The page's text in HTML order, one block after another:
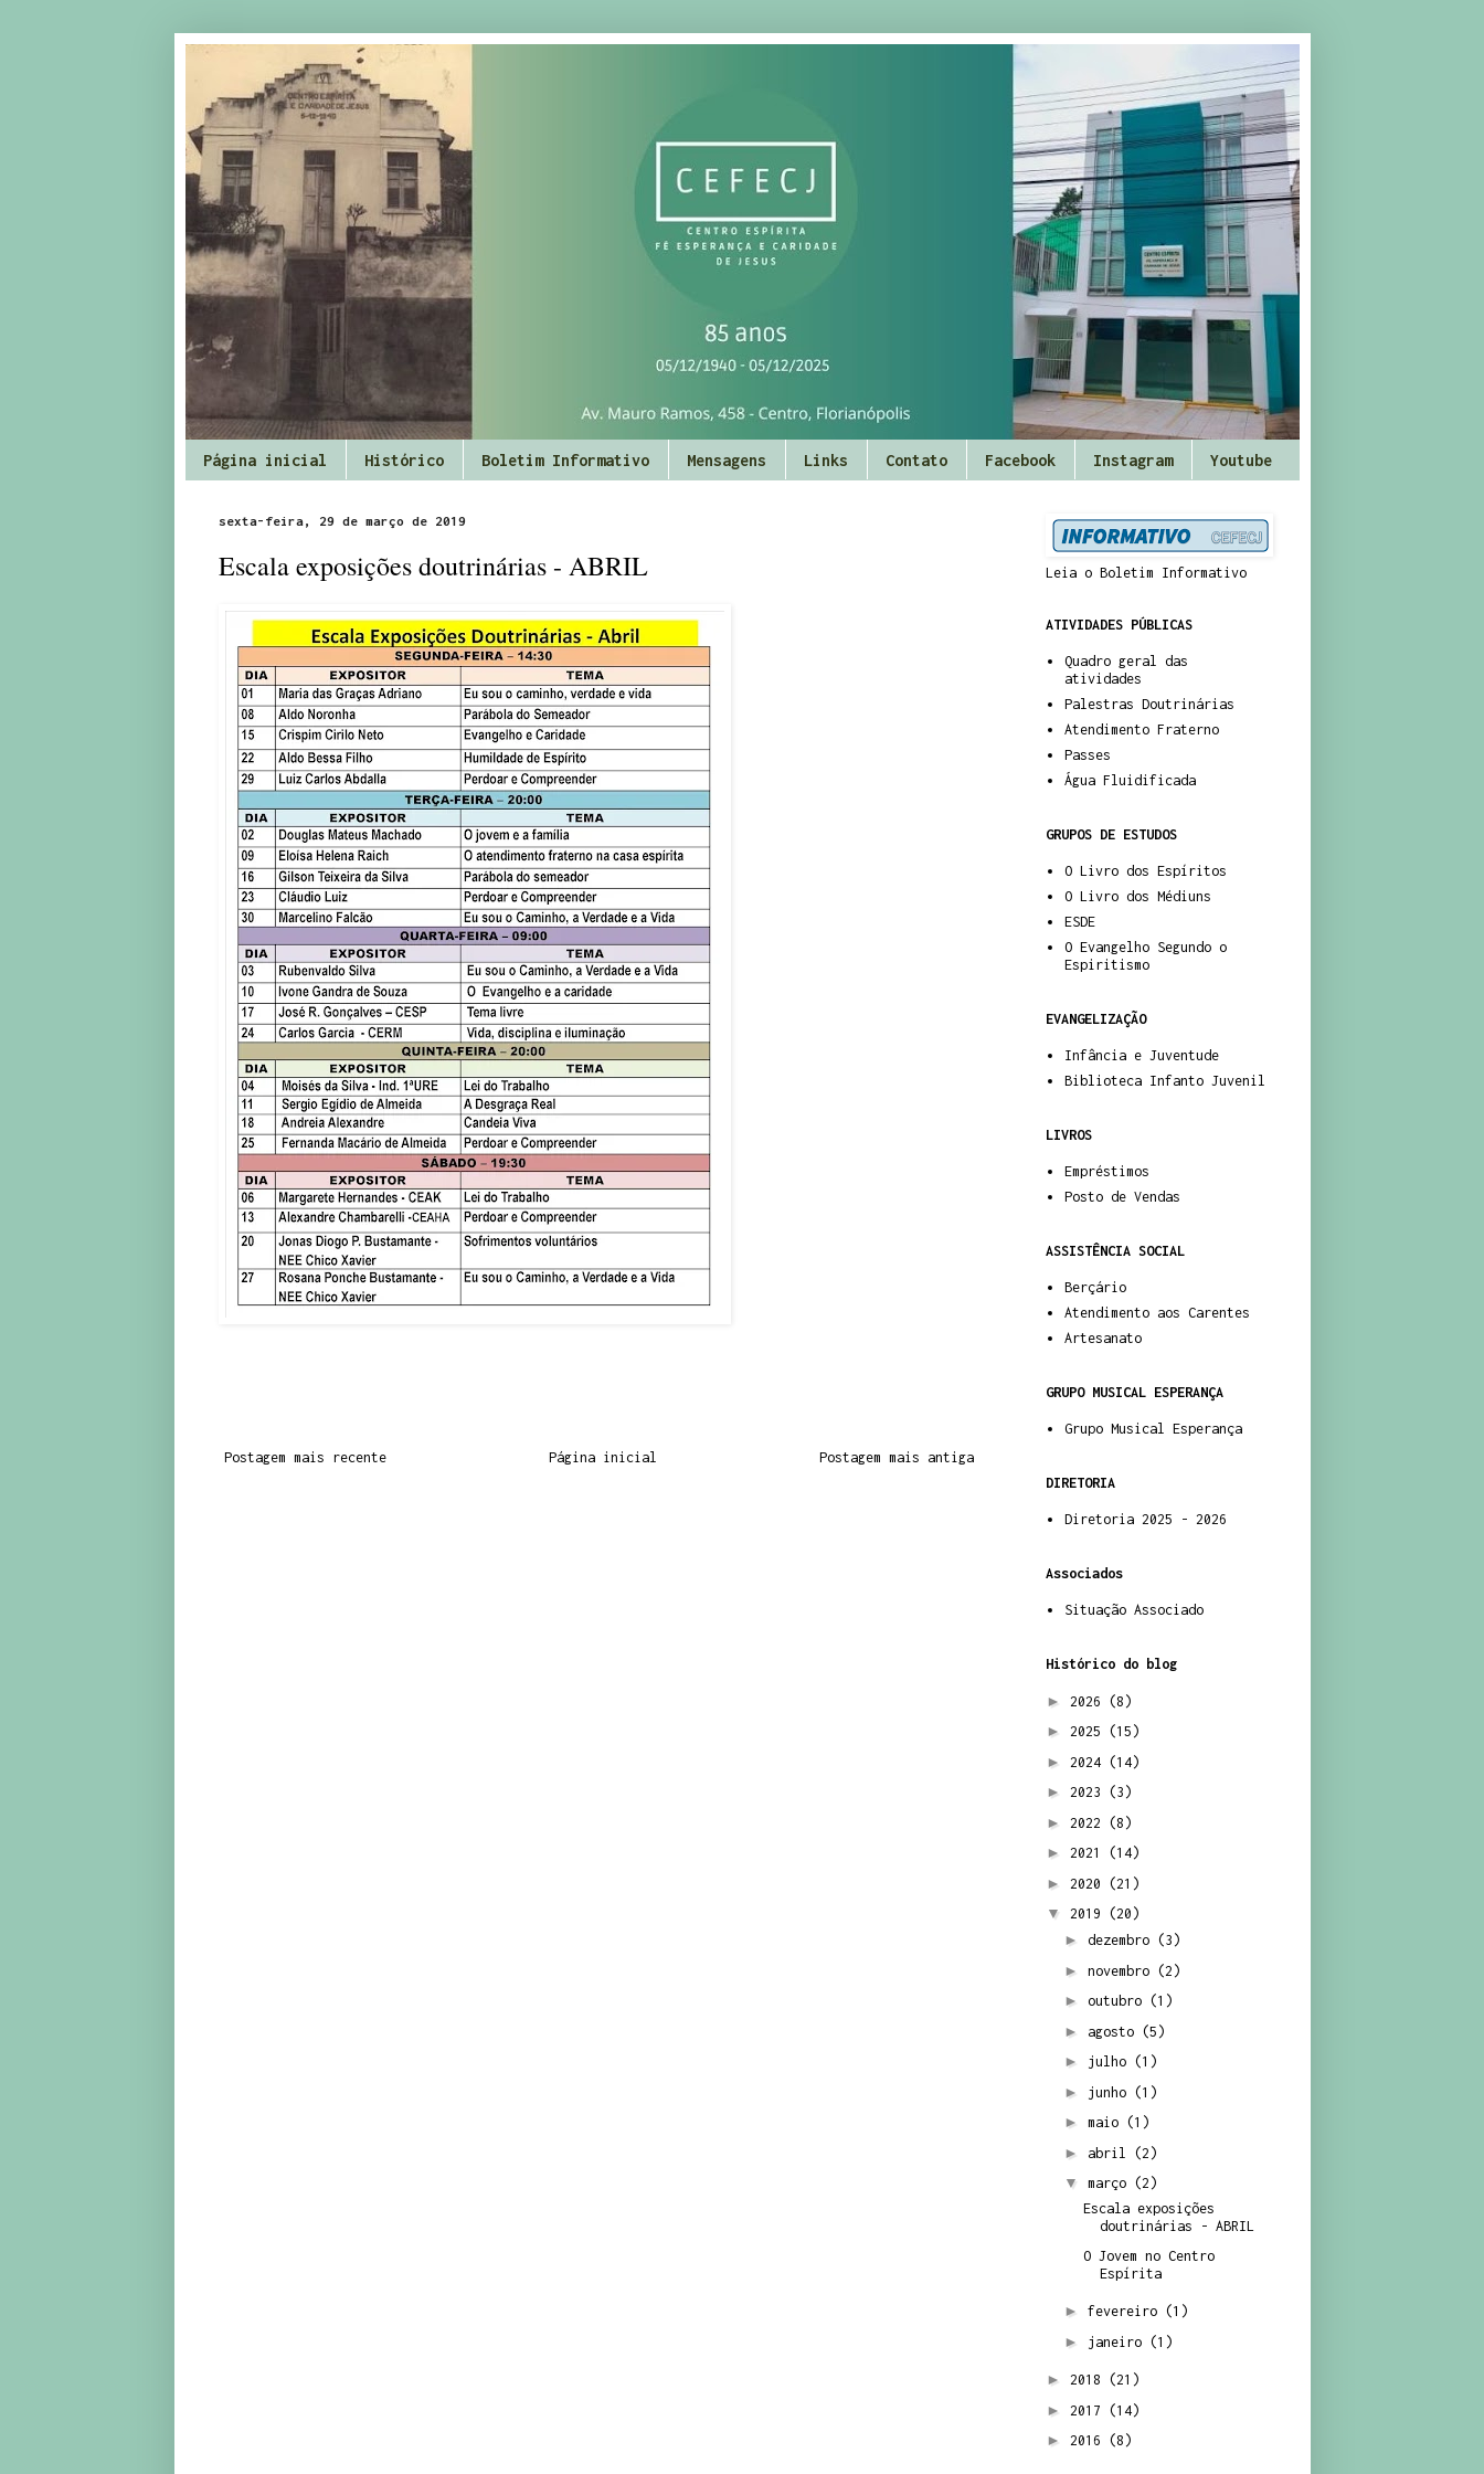
Página inicial Histórico Boletim Informativo Mensagens Links Contato Facebook Instagram Youtube
sexta-feira, 29 de março de 2019
Escala exposições doutrinárias - ABRIL
Postagem mais recente Postagem mais antiga
Página inicial
Leia o Boletim Informativo
ATIVIDADES PÚBLICAS
Quadro geral das
atividades
Palestras Doutrinárias
Atendimento Fraterno
Passes
Água Fluidificada
GRUPOS DE ESTUDOS
O Livro dos Espíritos
O Livro dos Médiuns
ESDE
O Evangelho Segundo o
Espiritismo
EVANGELIZAÇÃO
Infância e Juventude
Biblioteca Infanto Juvenil
LIVROS
Empréstimos
Posto de Vendas
ASSISTÊNCIA SOCIAL
Berçário
Atendimento aos Carentes
Artesanato
GRUPO MUSICAL ESPERANÇA
Grupo Musical Esperança
DIRETORIA
Diretoria 2025 - 2026
Associados
Situação Associado
Histórico do blog
► 2026 (8)
► 2025 (15)
► 2024 (14)
► 2023 (3)
► 2022 (8)
► 2021 (14)
► 2020 (21)
▼ 2019 (20)
►dezembro (3)
►novembro (2)
►outubro (1)
► agosto (5)
► julho (1)
► junho (1)
►maio (1)
► abril (2)
▼março (2)
Escala exposições
doutrinárias - ABRIL
O Jovem no Centro
Espírita
►fevereiro (1)
► janeiro (1)
► 2018 (21)
► 2017 (14)
► 2016 (8)